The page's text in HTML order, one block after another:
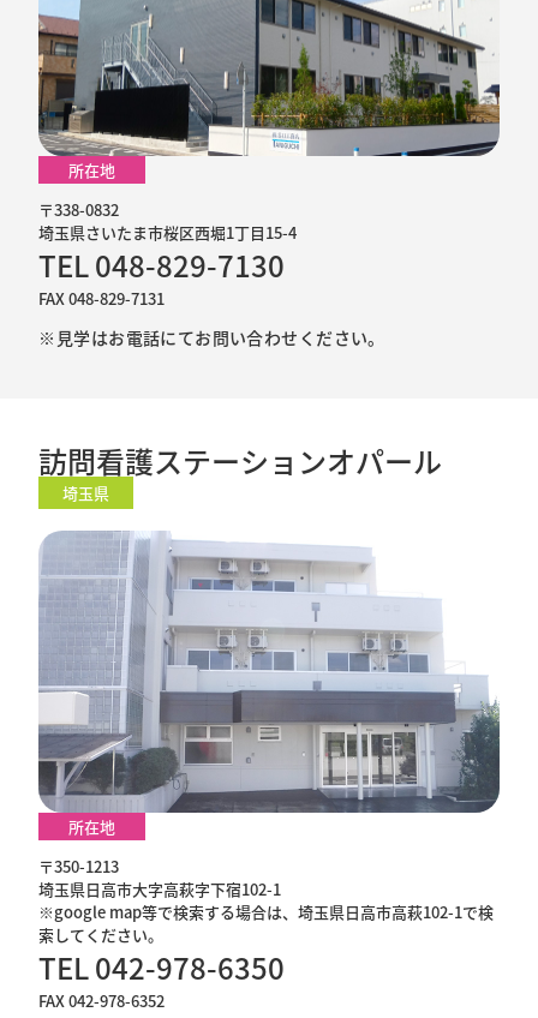
所在地
〒338-0832
埼玉県さいたま市桜区西堀1丁目15-4
TEL 048-829-7130
FAX 048-829-7131
※見学はお電話にてお問い合わせください。
訪問看護ステーションオパール
埼玉県
所在地
〒350-1213
埼玉県日高市大字高萩字下宿102-1
※google map等で検索する場合は、埼玉県日高市高萩102-1で検
索してください。
TEL 042-978-6350
FAX 042-978-6352